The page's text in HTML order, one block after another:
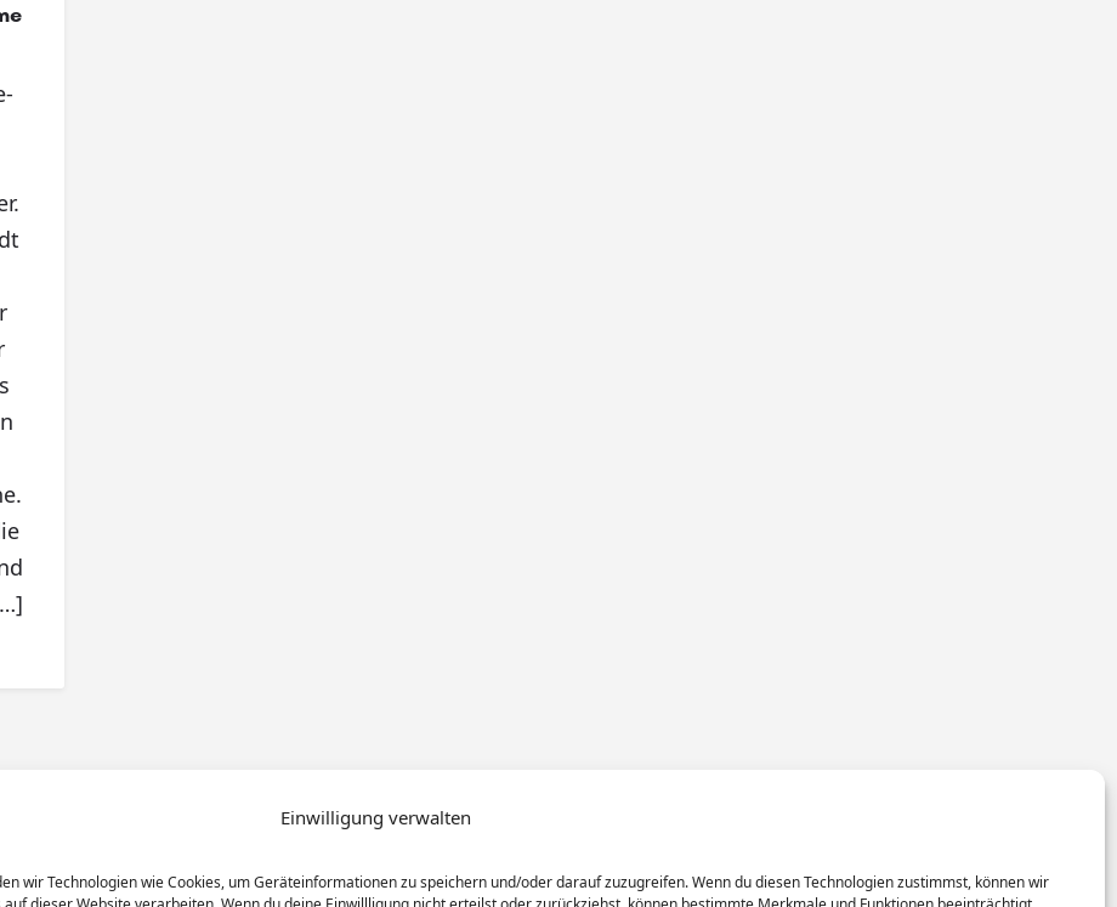
Einwilligung verwalten
wir Technologien wie Cookies, um Geräteinformationen zu speichern und/oder darauf zuzugreifen. Wenn du diesen Technologien zustimmst, können wir